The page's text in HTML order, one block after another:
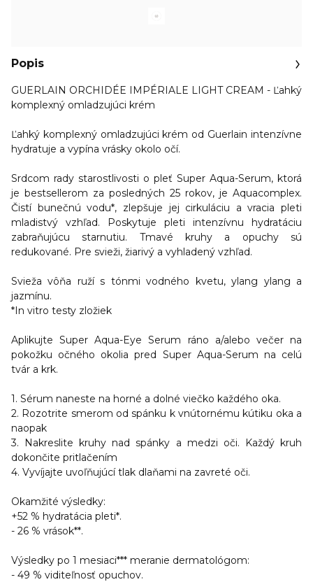
Popis
GUERLAIN ORCHIDÉE IMPÉRIALE LIGHT CREAM - Ľahký
komplexný omladzujúci krém
Ľahký komplexný omladzujúci krém od Guerlain intenzívne
hydratuje a vypína vrásky okolo očí.
Srdcom rady starostlivosti o pleť Super Aqua-Serum, ktorá
je bestsellerom za posledných 25 rokov, je Aquacomplex.
Čistí bunečnú vodu*, zlepšuje jej cirkuláciu a vracia pleti
mladistvý vzhľad. Poskytuje pleti intenzívnu hydratáciu
zabraňujúcu starnutiu. Tmavé kruhy a opuchy sú
redukované. Pre svieži, žiarivý a vyhladený vzhľad.
Svieža vôňa ruží s tónmi vodného kvetu, ylang ylang a
jazmínu.
*In vitro testy zložiek
Aplikujte Super Aqua-Eye Serum ráno a/alebo večer na
pokožku očného okolia pred Super Aqua-Serum na celú
tvár a krk.
1. Sérum naneste na horné a dolné viečko každého oka.
2. Rozotrite smerom od spánku k vnútornému kútiku oka a
naopak
3. Nakreslite kruhy nad spánky a medzi oči. Každý kruh
dokončite pritlačením
4. Vyvíjajte uvoľňujúcí tlak dlaňami na zavreté oči.
Okamžité výsledky:
+52 % hydratácia pleti*.
- 26 % vrások**.
Výsledky po 1 mesiaci*** meranie dermatológom:
- 49 % viditeľnosť opuchov.